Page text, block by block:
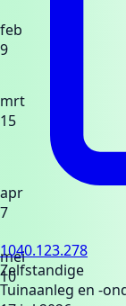
feb
9
mrt
15
apr
7
mei
10
1040.123.278
Zelfstandige
Tuinaanleg en -